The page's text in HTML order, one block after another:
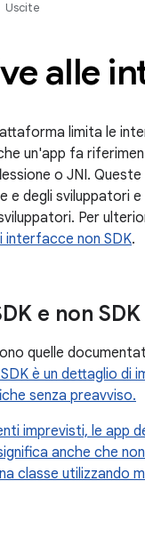
Uscite
alle
limita le
un'app fa
o JNI.
degli sviluppatori
Per
interfacce non SDK.
e non SDK
quelle
è un dettaglio di
senza preavviso.
imprevisti, le app
anche che
classe utilizzando